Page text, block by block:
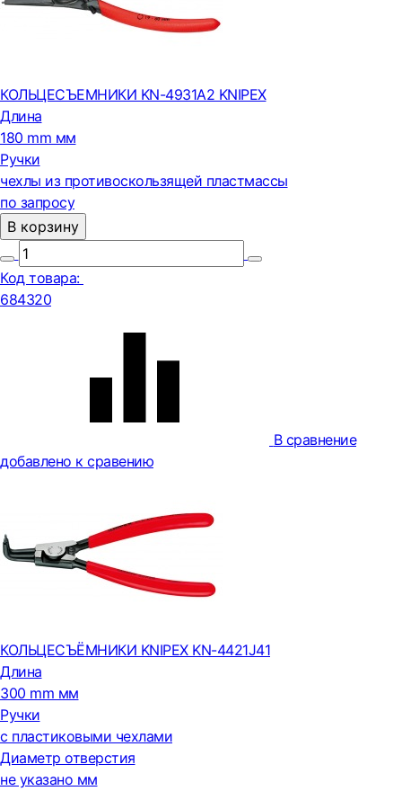
КОЛЬЦЕСЪЕМНИКИ KN-4931A2 KNIPEX
Длина
180 mm мм
Ручки
чехлы из противоскользящей пластмассы
по запросу
В корзину
Код товара:
684320
В сравнение
добавлено к сравению
КОЛЬЦЕСЪЁМНИКИ KNIPEX KN-4421J41
Длина
300 mm мм
Ручки
с пластиковыми чехлами
Диаметр отверстия
не указано мм